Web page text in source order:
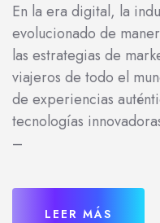
En la era digital, la
evolucionado de
las estrategias de
viajeros de todo el
de experiencias
tecnologías
–
LEER MÁS